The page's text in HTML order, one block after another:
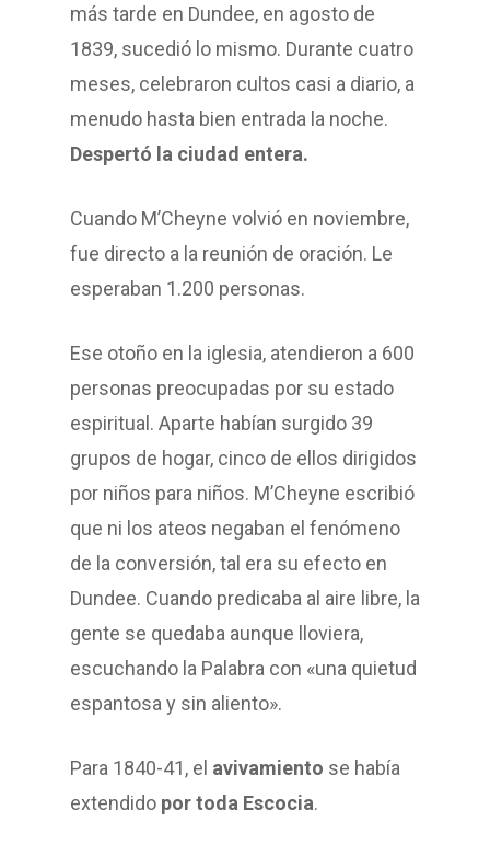
más tarde en Dundee, en agosto de
1839, sucedió lo mismo. Durante cuatro
meses, celebraron cultos casi a diario, a
menudo hasta bien entrada la noche.
Despertó la ciudad entera.
Cuando M’Cheyne volvió en noviembre,
fue directo a la reunión de oración. Le
esperaban 1.200 personas.
Ese otoño en la iglesia, atendieron a 600
personas preocupadas por su estado
espiritual. Aparte habían surgido 39
grupos de hogar, cinco de ellos dirigidos
por niños para niños. M’Cheyne escribió
que ni los ateos negaban el fenómeno
de la conversión, tal era su efecto en
Dundee. Cuando predicaba al aire libre, la
gente se quedaba aunque lloviera,
escuchando la Palabra con «una quietud
espantosa y sin aliento».
Para 1840-41, el avivamiento se había
extendido por toda Escocia.